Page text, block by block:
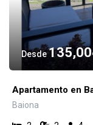
Desde135,00
Apartamento en
Baiona